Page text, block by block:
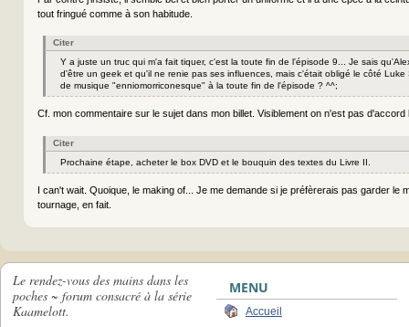
tout fringué comme à son habitude.
Citer
Y a juste un truc qui m'a fait tiquer, c'est la toute fin de l'épisode 9... Je sais
d'être un geek et qu'il ne renie pas ses influences, mais c'était obligé le côté Luke
de musique "enniomorriconesque" à la toute fin de l'épisode ? ^^;
Cf. mon commentaire sur le sujet dans mon billet. Visiblement on n'est pas
Citer
Prochaine étape, acheter le box DVD et le bouquin des textes du Livre II.
I can't wait. Quoique, le making of... Je me demande si je préfèrerais pas garder le
tournage, en fait.
Le rendez-vous des mains dans les
poches ~ forum consacré à la série
Kaamelott.
MENU
Accueil